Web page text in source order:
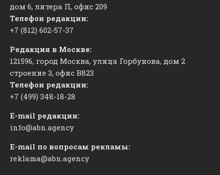
дом 6, литера П, офис 209
Телефон редакции:
+7 (812) 602-57-37
Редакция в Москве:
121596, город Москва, улица Горбунова, дом 2
строение 3, офис ​В823
Телефон редакции:
+7 (499) 348-18-28
E-mail редакции:
info@abn.agency
E-mail по вопросам рекламы:
reklama@abn.agency